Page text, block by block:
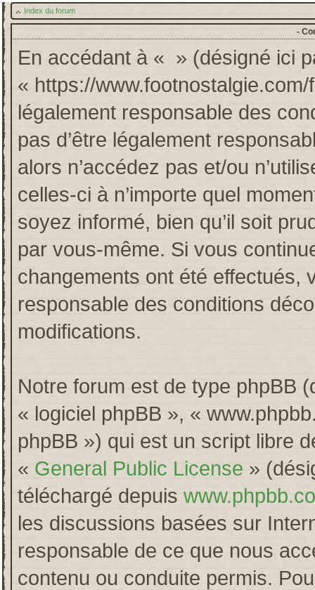
Index du forum
-
En accédant à « » (désigné ici
« https://
légalement responsable des
pas d’être légalement
alors n’accédez pas et/ou
celles-ci à n’importe quel
soyez informé, bien qu’il soit
par vous-même. Si vous
changements ont été effectués,
responsable des conditions
modifications.
Notre forum est de type phpBB
« logiciel phpBB », «
phpBB ») qui est un script libre
« General Public License »
téléchargé depuis
les discussions basées sur
responsable de ce que nous
contenu ou conduite permis.